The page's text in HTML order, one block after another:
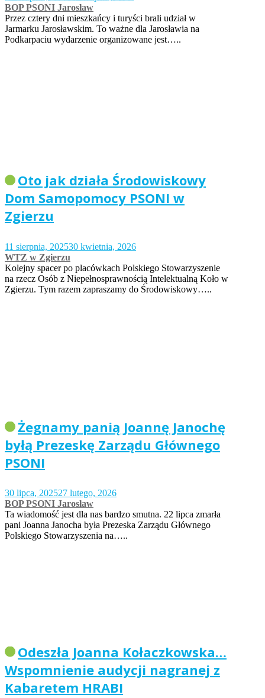
BOP PSONI Jarosław
Przez cztery dni mieszkańcy i turyści brali udział w
Jarmarku Jarosławskim. To ważne dla Jarosławia na
Podkarpaciu wydarzenie organizowane jest…..
Oto jak działa Środowiskowy
Dom Samopomocy PSONI w
Zgierzu
11 sierpnia, 202530 kwietnia, 2026
WTZ w Zgierzu
Kolejny spacer po placówkach Polskiego Stowarzyszenie
na rzecz Osób z Niepełnosprawnością Intelektualną Koło w
Zgierzu. Tym razem zapraszamy do Środowiskowy…..
Żegnamy panią Joannę Janochę
byłą Prezeskę Zarządu Głównego
PSONI
30 lipca, 202527 lutego, 2026
BOP PSONI Jarosław
Ta wiadomość jest dla nas bardzo smutna. 22 lipca zmarła
pani Joanna Janocha była Prezeska Zarządu Głównego
Polskiego Stowarzyszenia na…..
Odeszła Joanna Kołaczkowska…
Wspomnienie audycji nagranej z
Kabaretem HRABI